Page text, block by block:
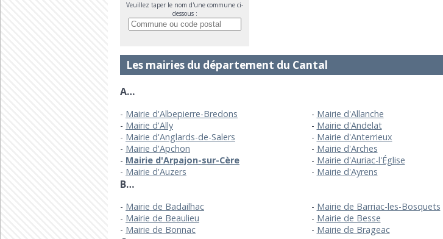
Veuillez taper le nom d'une commune ci-
dessous :
Les mairies du département du Cantal
A…
Mairie d'Albepierre-Bredons Mairie d'Allanche
Mairie d'Ally
Mairie d'Andelat
Mairie d'Anglards-de-Salers
Mairie d'Anterrieux
Mairie d'Apchon
Mairie d'Arches
Mairie d'Arpajon-sur-Cère
Mairie d'Auriac-l'Église
Mairie d'Auzers
Mairie d'Ayrens
B…
Mairie de Badailhac Mairie de Barriac-les-Bosquets
Mairie de Beaulieu
Mairie de Besse
Mairie de Bonnac
Mairie de Brageac